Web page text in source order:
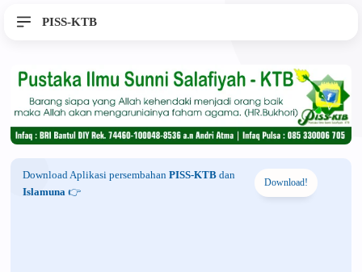
PISS-KTB
Download Aplikasi persembahan PISS-KTB dan
Islamuna 👉
Download!